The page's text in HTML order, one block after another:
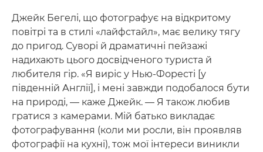
Джейк Бегелі, що фотографує на відкритому
повітрі та в стилі «лайфстайл», має велику тягу
до пригод. Суворі й драматичні пейзажі
надихають цього досвідченого туриста й
любителя гір. «Я виріс у Нью-Форесті [у
південній Англії], і мені завжди подобалося бути
на природі, — каже Джейк. — Я також любив
гратися з камерами. Мій батько викладає
фотографування (коли ми росли, він проявляв
фотографії на кухні), тож мої інтереси виникли